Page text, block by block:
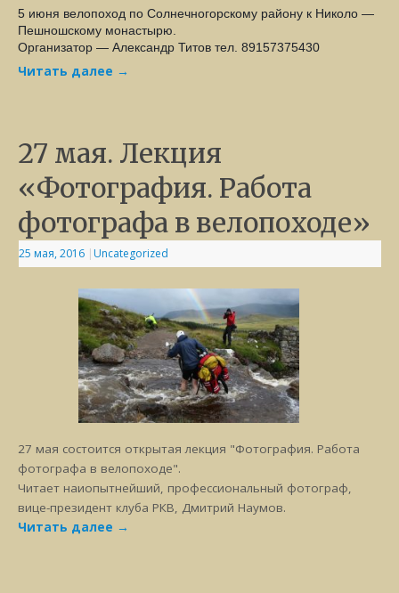
5 июня велопоход по Солнечногорскому району к Николо —
Пешношскому монастырю.
Организатор — Александр Титов тел. 89157375430
Читать далее →
27 мая. Лекция
«Фотография. Работа
фотографа в велопоходе»
25 мая, 2016 | Uncategorized
27 мая состоится открытая лекция "Фотография. Работа
фотографа в велопоходе".
Читает наиопытнейший, профессиональный фотограф,
вице-президент клуба РКВ, Дмитрий Наумов.
Читать далее →